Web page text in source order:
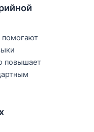
помогают
повышает